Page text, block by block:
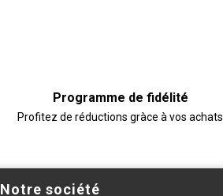
Programme de fidélité
Profitez de réductions gràce à vos achats
Notre société